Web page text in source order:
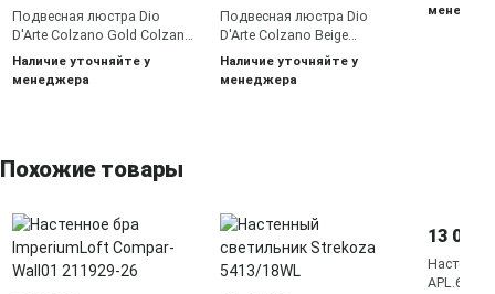
Подвесная люстра Dio
D'Arte Colzano Gold Colzano
E 1.1.8.600 CG
Наличие уточняйте у
менеджера
Подвесная люстра Dio
D'Arte Colzano Beige
Colzano E 1.1.12.600 W
Наличие уточняйте у
менеджера
Похожие товары
13 050